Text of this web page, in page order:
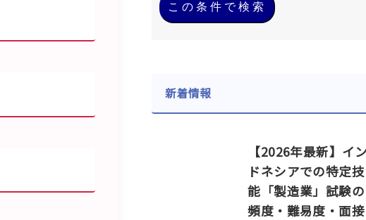
この条件で検索
新着情報
【2026年最新】イ
ドネシアでの特定技
能「製造業」試験の
頻度・難易度・面接